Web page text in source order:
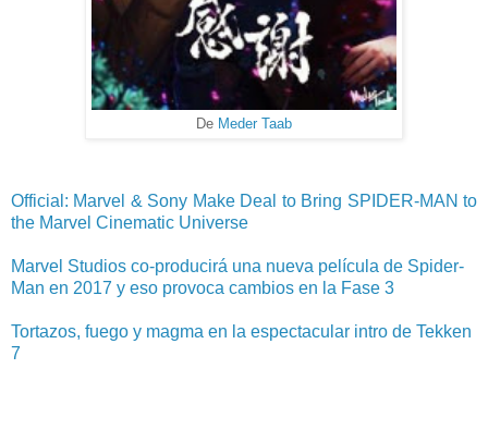
De Meder Taab
Official: Marvel & Sony Make Deal to Bring SPIDER-MAN to
the Marvel Cinematic Universe
Marvel Studios co-producirá una nueva película de Spider-
Man en 2017 y eso provoca cambios en la Fase 3
Tortazos, fuego y magma en la espectacular intro de Tekken
7